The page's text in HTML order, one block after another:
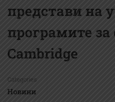
представи на
програмите
Cambridge
Categories
Новини